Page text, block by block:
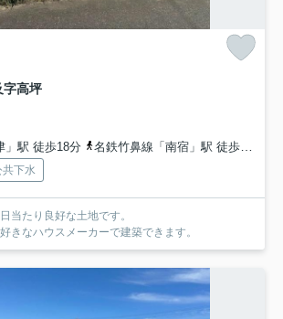
字高坪
」駅 徒歩18分
名鉄竹鼻線「南宿」駅 徒歩25分
共下水
当たり良好な土地です。
きなハウスメーカーで建築できます。